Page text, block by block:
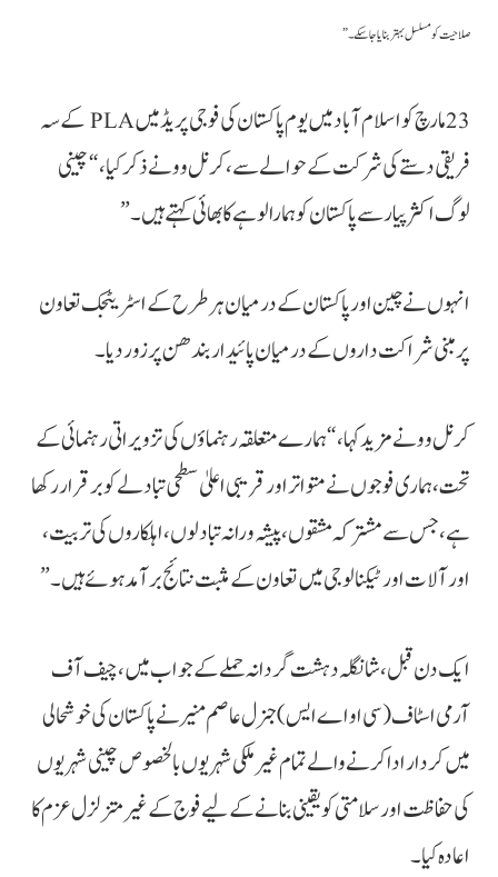
صلاحیت کو مسلسل بہتر بنایا جا سکے۔”
23 مارچ کو اسلام آباد میں یوم پاکستان کی فوجی پریڈ میں PLA کے سہ
فریقی دستے کی شرکت کے حوالے سے، کرنل وو نے ذکر کیا، “چینی
لوگ اکثر پیار سے پاکستان کو ہمارا لوہے کا بھائی کہتے ہیں۔”
انہوں نے چین اور پاکستان کے درمیان ہر طرح کے اسٹریٹجک تعاون
پر مبنی شراکت داروں کے درمیان پائیدار بندھن پر زور دیا۔
کرنل وو نے مزید کہا، “ہمارے متعلقہ رہنماؤں کی تزویراتی رہنمائی کے
تحت، ہماری فوجوں نے متواتر اور قریبی اعلیٰ سطحی تبادلے کو برقرار رکھا
ہے، جس سے مشترکہ مشقوں، پیشہ ورانہ تبادلوں، اہلکاروں کی تربیت،
اور آلات اور ٹیکنالوجی میں تعاون کے مثبت نتائج برآمد ہوئے ہیں۔”
ایک دن قبل، شانگلہ دہشت گردانہ حملے کے جواب میں، چیف آف
آرمی اسٹاف (سی او اے ایس) جنرل عاصم منیر نے پاکستان کی خوشحالی
میں کردار ادا کرنے والے تمام غیر ملکی شہریوں بالخصوص چینی شہریوں
کی حفاظت اور سلامتی کو یقینی بنانے کے لیے فوج کے غیر متزلزل عزم کا
اعادہ کیا۔